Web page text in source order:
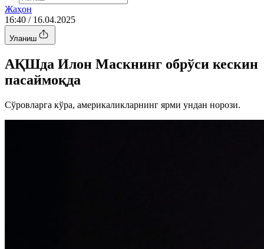
Жаҳон
16:40 / 16.04.2025
Уланиш
АҚШда Илон Маскнинг обрўси кескин
пасаймоқда
Сўровларга кўра, америкаликларнинг ярми ундан норози.